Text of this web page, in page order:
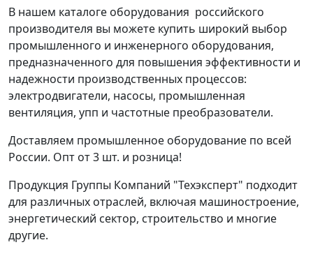
В нашем каталоге оборудования российского
производителя вы можете купить широкий выбор
промышленного и инженерного оборудования,
предназначенного для повышения эффективности и
надежности производственных процессов:
электродвигатели, насосы, промышленная
вентиляция, упп и частотные преобразователи.
Доставляем промышленное оборудование по всей
России. Опт от 3 шт. и розница!
Продукция Группы Компаний "Техэксперт" подходит
для различных отраслей, включая машиностроение,
энергетический сектор, строительство и многие
другие.